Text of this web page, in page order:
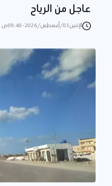
عاجل من الرياح
الإثنين 03/أغسطس/2026 - 09:40 ص